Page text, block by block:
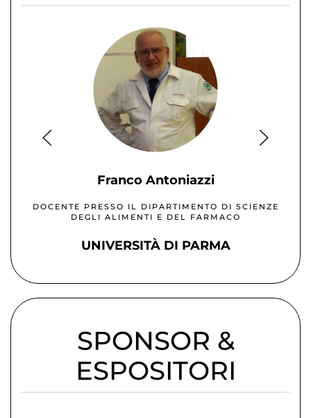
Franco Antoniazzi
DOCENTE PRESSO IL DIPARTIMENTO DI SCIENZE
DEGLI ALIMENTI E DEL FARMACO
UNIVERSITÀ DI PARMA
SPONSOR &
ESPOSITORI